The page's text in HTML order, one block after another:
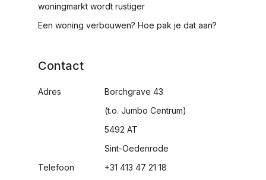
woningmarkt wordt rustiger
Een woning verbouwen? Hoe pak je dat aan?
Contact
Adres
Telefoon
Borchgrave 43
(t.o. Jumbo Centrum)
5492 AT
Sint-Oedenrode
+31 413 47 21 18